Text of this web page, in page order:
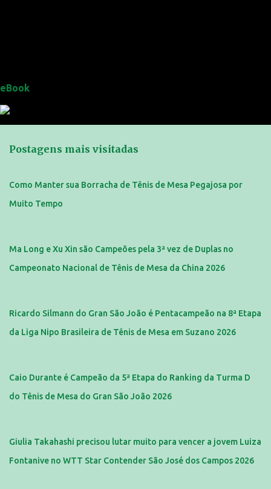
eBook
Postagens mais visitadas
Como Manter sua Borracha de Tênis de Mesa Pegajosa por
Muito Tempo
Ma Long e Xu Xin são Campeões pela 3ª vez de Duplas no
Campeonato Nacional de Tênis de Mesa da China 2026
Ricardo Silmann do Gran São João é Pentacampeão na 8ª Etapa
da Liga Nipo Brasileira de Tênis de Mesa em Suzano 2026
Caio Durante é Campeão da 5ª Etapa do Ranking da Turma D
do Tênis de Mesa do Gran São João 2026
Giulia Takahashi precisou lutar muito para vencer a jovem Luiza
Fontanive no WTT Star Contender São José dos Campos 2026